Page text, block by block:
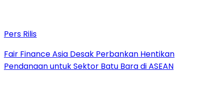
Pers Rilis
Fair Finance Asia Desak Perbankan Hentikan
Pendanaan untuk Sektor Batu Bara di ASEAN